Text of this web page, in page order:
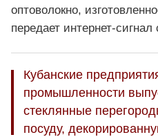
оптоволокно,
передает интернет-
Кубанские
промышленности
стеклянные
посуду,